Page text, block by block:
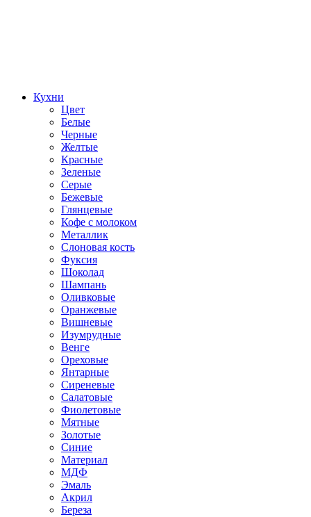
Кухни
Цвет
Белые
Черные
Желтые
Красные
Зеленые
Серые
Бежевые
Глянцевые
Кофе с молоком
Металлик
Слоновая кость
Фуксия
Шоколад
Шампань
Оливковые
Оранжевые
Вишневые
Изумрудные
Венге
Ореховые
Янтарные
Сиреневые
Салатовые
Фиолетовые
Мятные
Золотые
Синие
Материал
МДФ
Эмаль
Акрил
Береза